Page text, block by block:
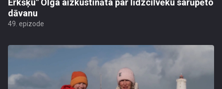
Ērkšķu" Olga aizkustināta par līdzcilvēku sarūpēto
dāvanu
49. epizode